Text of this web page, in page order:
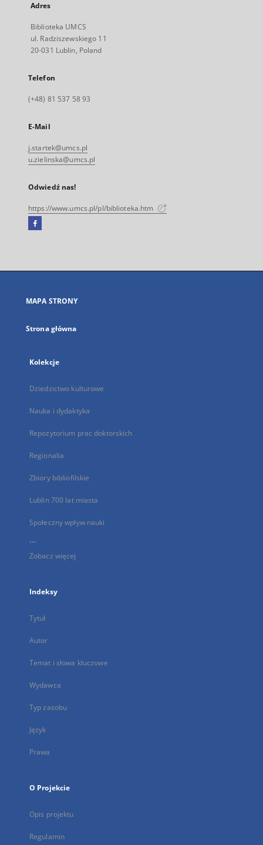
Adres
Biblioteka UMCS
ul. Radziszewskiego 11
20-031 Lublin, Poland
Telefon
(+48) 81 537 58 93
E-Mail
j.startek@umcs.pl
u.zielinska@umcs.pl
Odwiedź nas!
https://www.umcs.pl/pl/biblioteka.htm
Facebook
się
karcie
MAPA STRONY
Strona główna
Kolekcje
Dziedzictwo kulturowe
Nauka i dydaktyka
Repozytorium prac doktorskich
Regionalia
Zbiory bibliofilskie
Lublin 700 lat miasta
Społeczny wpływ nauki
...
Zobacz więcej
Indeksy
Tytuł
Autor
Temat i słowa kluczowe
Wydawca
Typ zasobu
Język
Prawa
O Projekcie
Opis projektu
Regulamin